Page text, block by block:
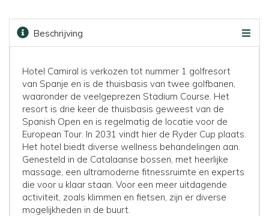
Beschrijving
Hotel Camiral is verkozen tot nummer 1 golfresort
van Spanje en is de thuisbasis van twee golfbanen,
waaronder de veelgeprezen Stadium Course. Het
resort is drie keer de thuisbasis geweest van de
Spanish Open en is regelmatig de locatie voor de
European Tour. In 2031 vindt hier de Ryder Cup plaats.
Het hotel biedt diverse wellness behandelingen aan.
Genesteld in de Catalaanse bossen, met heerlijke
massage, een ultramoderne fitnessruimte en experts
die voor u klaar staan. Voor een meer uitdagende
activiteit, zoals klimmen en fietsen, zijn er diverse
mogelijkheden in de buurt.